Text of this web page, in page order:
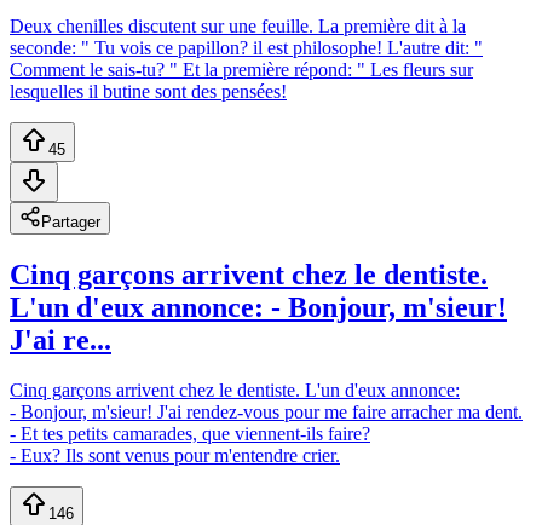
Deux chenilles discutent sur une feuille. La première dit à la
seconde: " Tu vois ce papillon? il est philosophe! L'autre dit: "
Comment le sais-tu? " Et la première répond: " Les fleurs sur
lesquelles il butine sont des pensées!
45
Partager
Cinq garçons arrivent chez le dentiste.
L'un d'eux annonce: - Bonjour, m'sieur!
J'ai re...
Cinq garçons arrivent chez le dentiste. L'un d'eux annonce:
- Bonjour, m'sieur! J'ai rendez-vous pour me faire arracher ma dent.
- Et tes petits camarades, que viennent-ils faire?
- Eux? Ils sont venus pour m'entendre crier.
146